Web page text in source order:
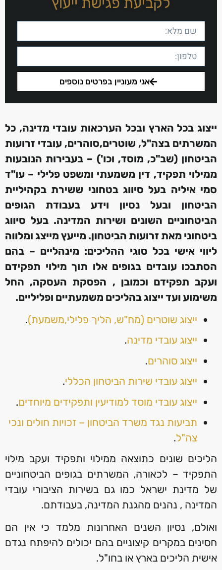
אני מעוניין בפרטים נוספים
ייצוג בכל הארץ ובכל הערכאות עובדי מדינה, כל
המשרתים בצה"ל, שוטרים,סוהרים, עובדי זרועות
הביטחון (שב"כ, מוסד, וכו') – בעבירות הנובעות
ממילוי תפקיד, דין משמעתי ומשפט פלילי – עו"ד
סמי איליה בעל סיווג בטחוני ששירת בקהיליית
הביטחון ובעל נסיון וידע בעבודת הגופים
הביטחוניים השונים ושירות המדינה. בעל סיווג
ביטחוני מאת זרועות הביטחון. מייעץ מייצג ומלווה
ליווי אישי בכל סוגי ההליכים: מינהליים – בהם
הסתבכו עובדים בגופים אלו תוך מילוי תפקידם
ועקב תפקידם וכמובן , הפסקת העסקה, החל
משימוע ועד ייצוג בהליכים משמעתיים ופליליים.
ייצוג שוטרים (מח"ש, הליך פלילי,משמעת).
ייצוג עובדי מדינה.
ייצוג סוהרים.
ייצוג עובדי שירות הביטחון הכללי.
ייצוג עובדי מוסד למודיעין ותפקידים מיוחדים.
תביעות נגד משרד הביטחון – זכויות חולים ונכי
צה"ל.
הליכים שונים כתוצאה ממילוי ותפקיד ועקב מילוי
התפקיד – לכאורה, המשרתים בגופים הביטחוניים
של מדינת ישראל כמו גם בשירות הציבורי עובדי
המדינה , נהנים מהגנת המדינה, בעבודתם.
ואולם, נסיון השנים האחרונות מלמד כי אין הם
חסינים במקרים קיצוניים בהם יכולים להיפתח נגדם
אישית הליכים בארץ או בחו"ל.